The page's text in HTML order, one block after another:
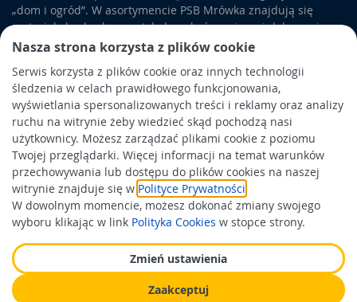
Nasza strona korzysta z plików cookie
Serwis korzysta z plików cookie oraz innych technologii
śledzenia w celach prawidłowego funkcjonowania,
wyświetlania spersonalizowanych treści i reklamy oraz analizy
ruchu na witrynie żeby wiedzieć skąd pochodzą nasi
użytkownicy. Możesz zarządzać plikami cookie z poziomu
Twojej przeglądarki. Więcej informacji na temat warunków
przechowywania lub dostępu do plików cookies na naszej
witrynie znajduje się w Polityce Prywatności
W dowolnym momencie, możesz dokonać zmiany swojego
wyboru klikając w link Polityka Cookies w stopce strony.
Zmień ustawienia
Zaakceptuj
„dom i ogród”. W asortymencie PSB Mrówka znajdują się
materiały budowlane, artykuły wykończeniowe i dekoracyjne,
wyposażenie łazienek i kuchni, elektronarzędzia, a także
artykuły związane z ogrodem i otoczeniem domu.
Obowiązek informacyjny
Polityka prywatności
Polityka Cookies
Odbiór zużytego sprzętu
Wspierają nas: